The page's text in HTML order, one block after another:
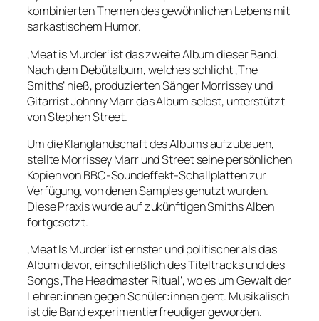
kombinierten Themen des gewöhnlichen Lebens mit
sarkastischem Humor.
‚Meat is Murder‘ ist das zweite Album dieser Band.
Nach dem Debütalbum, welches schlicht ‚The
Smiths‘ hieß, produzierten Sänger Morrissey und
Gitarrist Johnny Marr das Album selbst, unterstützt
von Stephen Street.
Um die Klanglandschaft des Albums aufzubauen,
stellte Morrissey Marr und Street seine persönlichen
Kopien von BBC-Soundeffekt-Schallplatten zur
Verfügung, von denen Samples genutzt wurden.
Diese Praxis wurde auf zukünftigen Smiths Alben
fortgesetzt.
‚Meat Is Murder‘ ist ernster und politischer als das
Album davor, einschließlich des Titeltracks und des
Songs ‚The Headmaster Ritual‘, wo es um Gewalt der
Lehrer:innen gegen Schüler:innen geht. Musikalisch
ist die Band experimentierfreudiger geworden.